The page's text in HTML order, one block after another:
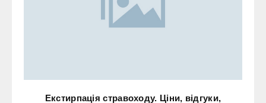
Екстирпація стравоходу. Ціни, відгуки,